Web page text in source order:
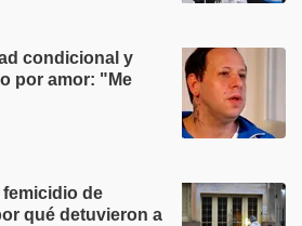
condicional y
por amor: "Me
de
qué detuvieron a